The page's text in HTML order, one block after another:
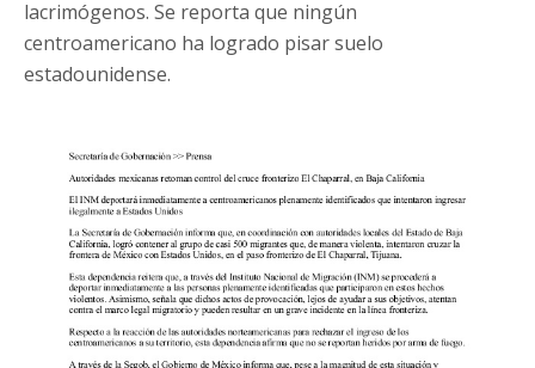
lacrimógenos. Se reporta que ningún
centroamericano ha logrado pisar suelo
estadounidense.